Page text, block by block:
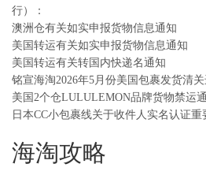
行）：
澳洲仓有关如实申报货物信息通知
美国转运有关如实申报货物信息通知
美国转运有关转国内快递名通知
铭宣海淘2026年5月份美国包裹发货清
美国2个仓LULULEMON品牌货物禁运
日本CC小包裹线关于收件人实名认证重
海淘攻略